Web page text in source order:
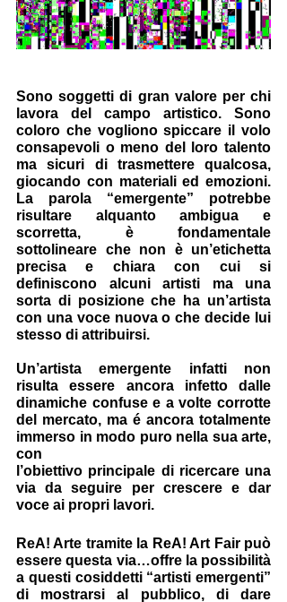
Sono soggetti di gran valore per chi
lavora del campo artistico. Sono
coloro che vogliono spiccare il volo
consapevoli o meno del loro talento
ma sicuri di trasmettere qualcosa,
giocando con materiali ed emozioni.
La parola “emergente” potrebbe
risultare alquanto ambigua e
scorretta, è fondamentale
sottolineare che non è un’etichetta
precisa e chiara con cui si
definiscono alcuni artisti ma una
sorta di posizione che ha un’artista
con una voce nuova o che decide lui
stesso di attribuirsi.
Un’artista emergente infatti non
risulta essere ancora infetto dalle
dinamiche confuse e a volte corrotte
del mercato, ma é ancora totalmente
immerso in modo puro nella sua arte,
con
l’obiettivo principale di ricercare una
via da seguire per crescere e dar
voce ai propri lavori.
ReA! Arte tramite la ReA! Art Fair può
essere questa via…offre la possibilità
a questi cosiddetti “artisti emergenti”
di mostrarsi al pubblico, di dare